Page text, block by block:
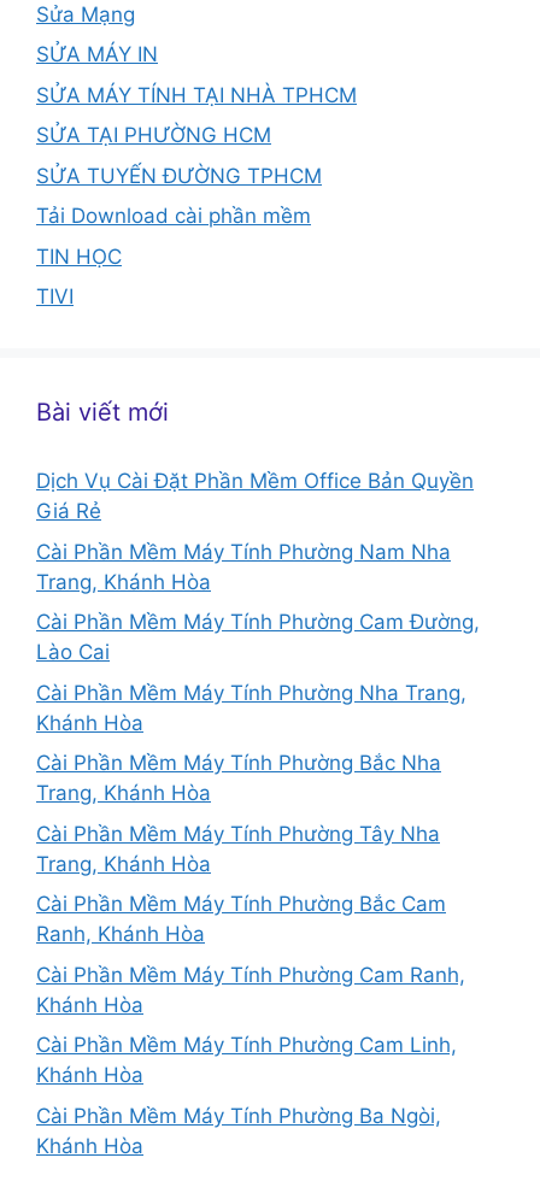
Sửa Mạng
SỬA MÁY IN
SỬA MÁY TÍNH TẠI NHÀ TPHCM
SỬA TẠI PHƯỜNG HCM
SỬA TUYẾN ĐƯỜNG TPHCM
Tải Download cài phần mềm
TIN HỌC
TIVI
Bài viết mới
Dịch Vụ Cài Đặt Phần Mềm Office Bản Quyền
Giá Rẻ
Cài Phần Mềm Máy Tính Phường Nam Nha
Trang, Khánh Hòa
Cài Phần Mềm Máy Tính Phường Cam Đường,
Lào Cai
Cài Phần Mềm Máy Tính Phường Nha Trang,
Khánh Hòa
Cài Phần Mềm Máy Tính Phường Bắc Nha
Trang, Khánh Hòa
Cài Phần Mềm Máy Tính Phường Tây Nha
Trang, Khánh Hòa
Cài Phần Mềm Máy Tính Phường Bắc Cam
Ranh, Khánh Hòa
Cài Phần Mềm Máy Tính Phường Cam Ranh,
Khánh Hòa
Cài Phần Mềm Máy Tính Phường Cam Linh,
Khánh Hòa
Cài Phần Mềm Máy Tính Phường Ba Ngòi,
Khánh Hòa